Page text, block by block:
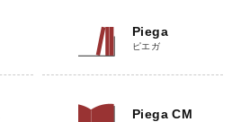
Piega
ピエガ
Piega CM